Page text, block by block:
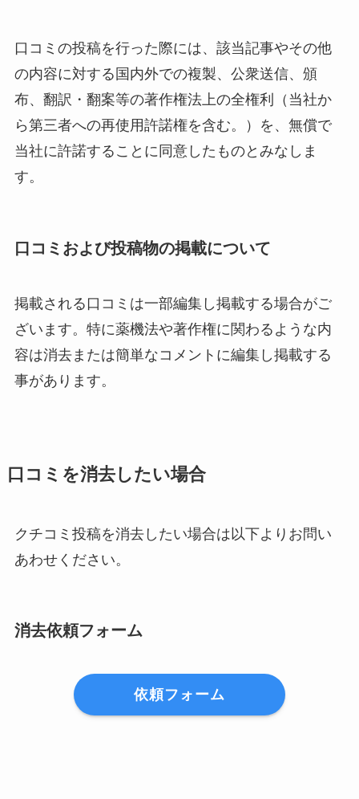
口コミの投稿を行った際には、該当記事やその他
の内容に対する国内外での複製、公衆送信、頒
布、翻訳・翻案等の著作権法上の全権利（当社か
ら第三者への再使用許諾権を含む。）を、無償で
当社に許諾することに同意したものとみなしま
す。
口コミおよび投稿物の掲載について
掲載される口コミは一部編集し掲載する場合がご
ざいます。特に薬機法や著作権に関わるような内
容は消去または簡単なコメントに編集し掲載する
事があります。
口コミを消去したい場合
クチコミ投稿を消去したい場合は以下よりお問い
あわせください。
消去依頼フォーム
依頼フォーム